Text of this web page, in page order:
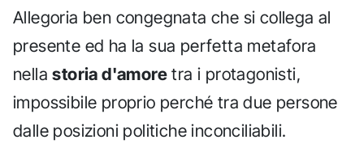
Allegoria ben congegnata che si collega al
presente ed ha la sua perfetta metafora
nellastoria d'amore tra i protagonisti,
impossibile proprio perché tra due persone
dalle posizioni politiche inconciliabili.